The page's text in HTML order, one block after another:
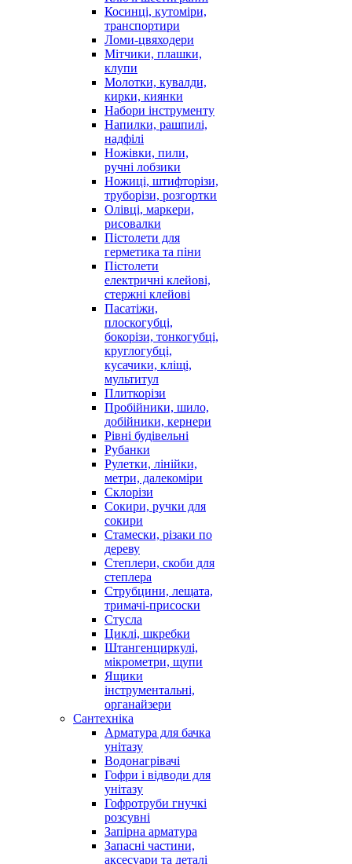
Косинці, кутоміри,
транспортири
Ломи-цвяходери
Мітчики, плашки,
клупи
Молотки, кувалди,
кирки, киянки
Набори інструменту
Напилки, рашпилі,
надфілі
Ножівки, пили,
ручні лобзики
Ножиці, штифторізи,
труборізи, розгортки
Олівці, маркери,
рисовалки
Пістолети для
герметика та піни
Пістолети
електричні клейові,
стержні клейові
Пасатіжи,
плоскогубці,
бокорізи, тонкогубці,
круглогубці,
кусачики, кліщі,
мультитул
Плиткорізи
Пробійники, шило,
добійники, кернери
Рівні будівельні
Рубанки
Рулетки, лінійки,
метри, далекоміри
Склорізи
Сокири, ручки для
сокири
Стамески, різаки по
дереву
Степлери, скоби для
степлера
Струбцини, лещата,
тримачі-присоски
Стусла
Циклі, шкребки
Штангенциркулі,
мікрометри, щупи
Ящики
інструментальні,
органайзери
Сантехніка
Арматура для бачка
унітазу
Водонагрівачі
Гофри і відводи для
унітазу
Гофротруби гнучкі
розсувні
Запірна арматура
Запасні частини,
аксесуари та деталі